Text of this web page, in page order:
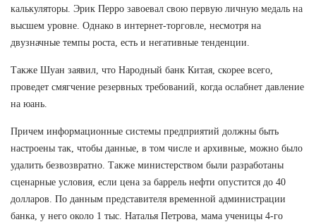
калькуляторы. Эрик Перро завоевал свою первую личную медаль на
высшем уровне. Однако в интернет-торговле, несмотря на
двузначные темпы роста, есть и негативные тенденции.
Также Шуан заявил, что Народный банк Китая, скорее всего,
проведет смягчение резервных требований, когда ослабнет давление
на юань.
Причем информационные системы предприятий должны быть
настроены так, чтобы данные, в том числе и архивные, можно было
удалить безвозвратно. Также министерством были разработаны
сценарные условия, если цена за баррель нефти опустится до 40
долларов. По данным представителя временной администрации
банка, у него около 1 тыс. Наталья Петрова, мама ученицы 4-го